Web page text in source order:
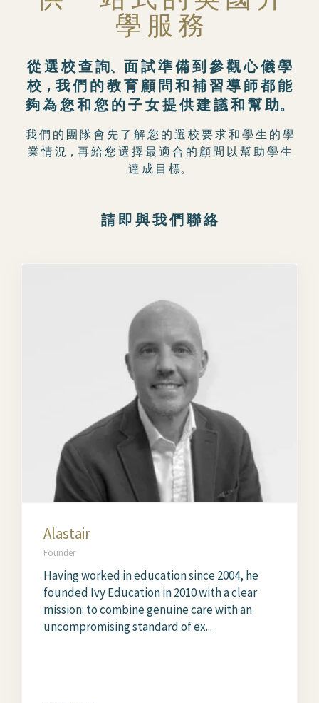
學 服 務
從 選 校 查 詢、面 試 準 備 到 參 觀 心 儀 學
校，我 們 的 教 育 顧 問 和 補 習 導 師 都 能
夠 為 您 和 您 的 子 女 提 供 建 議 和 幫 助。
我 們 的 團 隊 會 先 了 解 您 的 選 校 要 求 和 學 生 的 學
業 情 況，再 給 您 選 擇 最 適 合 的 顧 問 以 幫 助 學 生
達 成 目 標。
請 即 與 我 們 聯 絡
Alastair
Founder
Having worked in education since 2004, he
founded Ivy Education in 2010 with a clear
mission: to combine genuine care with an
uncompromising standard of ex...